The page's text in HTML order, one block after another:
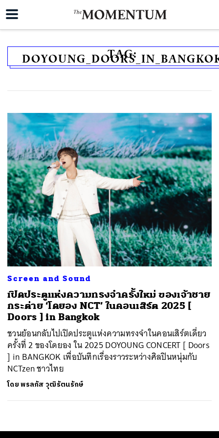
TAG:
Screen and Sound
เปิดประตูแห่งความทรงจำครั้งใหม่ ของเจ้าชาย
กระต่าย ‘โดยอง NCT’ ในคอนเสิร์ต 2025 [
Doors ] in Bangkok
ชวนย้อนกลับไปเปิดประตูแห่งความทรงจำในคอนเสิร์ตเดี่ยว
ครั้งที่ 2 ของโดยอง ใน 2025 DOYOUNG CONCERT [ Doors
] in BANGKOK เพื่อบันทึกเรื่องราวระหว่างศิลปินหนุ่มกับ
NCTzen ชาวไทย
โดยพรลภัส วุฒิรัตนรักษ์
SHARE TWEET LINE EMAIL